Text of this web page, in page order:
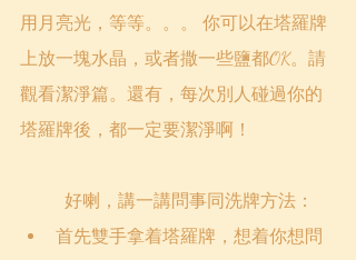
用月亮光，等等。。。 你可以在塔羅牌
上放一塊水晶，或者撒一些鹽都OK。請
觀看潔淨篇。還有，每次別人碰過你的
塔羅牌後，都一定要潔淨啊！
	好喇，講一講問事同洗牌方法：
首先雙手拿着塔羅牌，想着你想問